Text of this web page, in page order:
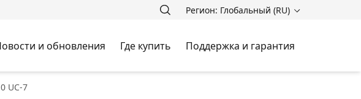
Регион: Глобальный (RU)
и обновления Где купить Поддержка и гарантия
UC-7